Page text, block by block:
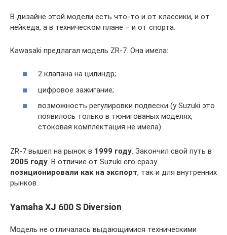
В дизайне этой модели есть что-то и от классики, и от
нейкеда, а в техническом плане – и от спорта.
Kawasaki предлагал модель ZR-7. Она имела:
2 клапана на цилиндр;
цифровое зажигание;
возможность регулировки подвески (у Suzuki это
появилось только в тюнигованых моделях,
стоковая комплектация не имела).
ZR-7 вышел на рынок в 1999 году. Закончил свой путь в
2005 году. В отличие от Suzuki его сразу
позиционировали как на экспорт, так и для внутренних
рынков.
Yamaha XJ 600 S Diversion
Модель не отличалась выдающимися техническими